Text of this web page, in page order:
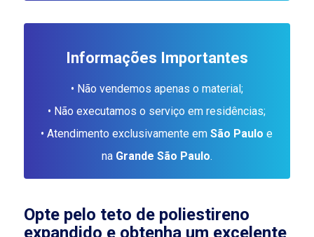
Informações Importantes
• Não vendemos apenas o material;
• Não executamos o serviço em residências;
• Atendimento exclusivamente emSão Paulo e
na Grande São Paulo.
Opte pelo teto de poliestireno
expandido e obtenha um excelente